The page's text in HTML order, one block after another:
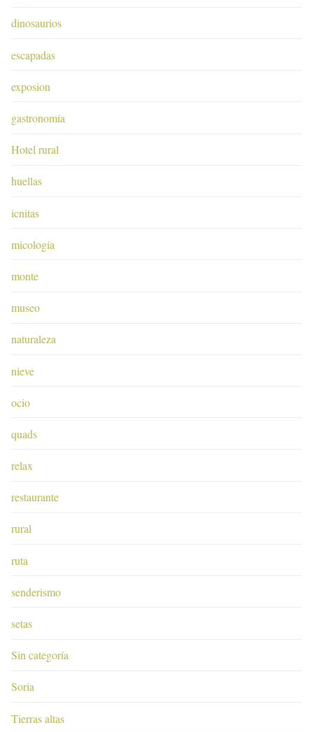
dinosaurios
escapadas
exposion
gastronomía
Hotel rural
huellas
icnitas
micología
monte
museo
naturaleza
nieve
ocio
quads
relax
restaurante
rural
ruta
senderismo
setas
Sin categoría
Soria
Tierras altas